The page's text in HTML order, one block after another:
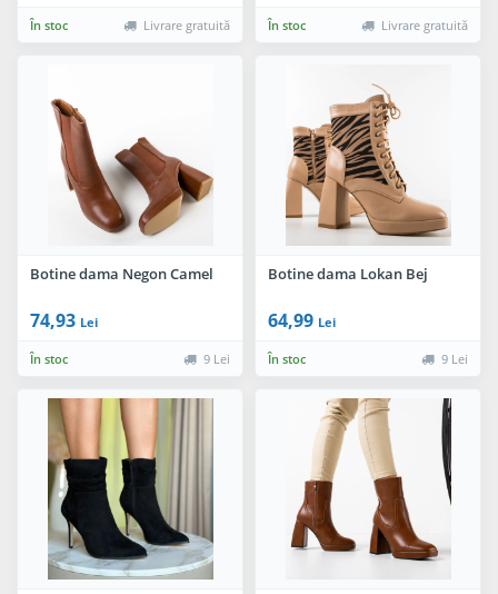
În stoc Livrare gratuită În stoc Livrare gratuită
Botine dama Negon Camel
74,93 Lei
În stoc 9 Lei
Botine dama Lokan Bej
64,99 Lei
În stoc 9 Lei